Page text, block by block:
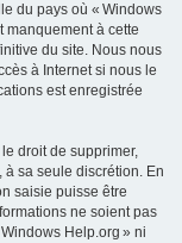
du pays où « Windows
manquement à cette
du site. Nous nous
à Internet si nous le
est enregistrée
droit de supprimer,
à sa seule discrétion. En
saisie puisse être
ne soient pas
Help.org » ni